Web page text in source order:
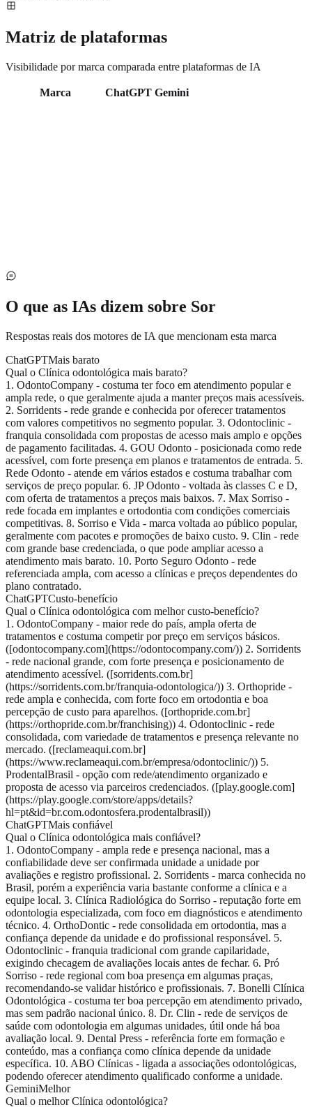
Matriz de plataformas
Visibilidade por marca comparada entre plataformas de IA
Marca ChatGPT Gemini
O que as IAs dizem sobre Sor
Respostas reais dos motores de IA que mencionam esta marca
ChatGPTMais barato
Qual o Clínica odontológica mais barato?
1. OdontoCompany - costuma ter foco em atendimento popular e
ampla rede, o que geralmente ajuda a manter preços mais acessíveis.
2. Sorridents - rede grande e conhecida por oferecer tratamentos
com valores competitivos no segmento popular. 3. Odontoclinic -
franquia consolidada com propostas de acesso mais amplo e opções
de pagamento facilitadas. 4. GOU Odonto - posicionada como rede
acessível, com forte presença em planos e tratamentos de entrada. 5.
Rede Odonto - atende em vários estados e costuma trabalhar com
serviços de preço popular. 6. JP Odonto - voltada às classes C e D,
com oferta de tratamentos a preços mais baixos. 7. Max Sorriso -
rede focada em implantes e ortodontia com condições comerciais
competitivas. 8. Sorriso e Vida - marca voltada ao público popular,
geralmente com pacotes e promoções de baixo custo. 9. Clin - rede
com grande base credenciada, o que pode ampliar acesso a
atendimento mais barato. 10. Porto Seguro Odonto - rede
referenciada ampla, com acesso a clínicas e preços dependentes do
plano contratado.
ChatGPTCusto-benefício
Qual o Clínica odontológica com melhor custo-benefício?
1. OdontoCompany - maior rede do país, ampla oferta de
tratamentos e costuma competir por preço em serviços básicos.
([odontocompany.com](https://odontocompany.com/)) 2. Sorridents
- rede nacional grande, com forte presença e posicionamento de
atendimento acessível. ([sorridents.com.br]
(https://sorridents.com.br/franquia-odontologica/)) 3. Orthopride -
rede ampla e conhecida, com forte foco em ortodontia e boa
percepção de custo para aparelhos. ([orthopride.com.br]
(https://orthopride.com.br/franchising)) 4. Odontoclinic - rede
consolidada, com variedade de tratamentos e presença relevante no
mercado. ([reclameaqui.com.br]
(https://www.reclameaqui.com.br/empresa/odontoclinic/)) 5.
ProdentalBrasil - opção com rede/atendimento organizado e
proposta de acesso via parceiros credenciados. ([play.google.com]
(https://play.google.com/store/apps/details?
hl=pt&id=br.com.odontosfera.prodentalbrasil))
ChatGPTMais confiável
Qual o Clínica odontológica mais confiável?
1. OdontoCompany - ampla rede e presença nacional, mas a
confiabilidade deve ser confirmada unidade a unidade por
avaliações e registro profissional. 2. Sorridents - marca conhecida no
Brasil, porém a experiência varia bastante conforme a clínica e a
equipe local. 3. Clínica Radiológica do Sorriso - reputação forte em
odontologia especializada, com foco em diagnósticos e atendimento
técnico. 4. OrthoDontic - rede consolidada em ortodontia, mas a
confiança depende da unidade e do profissional responsável. 5.
Odontoclinic - franquia tradicional com grande capilaridade,
exigindo checagem de avaliações locais antes de fechar. 6. Pró
Sorriso - rede regional com boa presença em algumas praças,
recomendando-se validar histórico e profissionais. 7. Bonelli Clínica
Odontológica - costuma ter boa percepção em atendimento privado,
mas sem padrão nacional único. 8. Dr. Clin - rede de serviços de
saúde com odontologia em algumas unidades, útil onde há boa
avaliação local. 9. Dental Press - referência forte em formação e
conteúdo, mas a confiança como clínica depende da unidade
específica. 10. ABO Clínicas - ligada a associações odontológicas,
podendo oferecer atendimento qualificado conforme a unidade.
GeminiMelhor
Qual o melhor Clínica odontológica?